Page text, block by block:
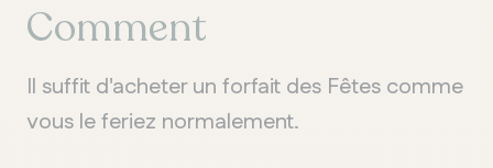
Comment
Il suffit d'acheter un forfait des Fêtes comme
vous le feriez normalement.